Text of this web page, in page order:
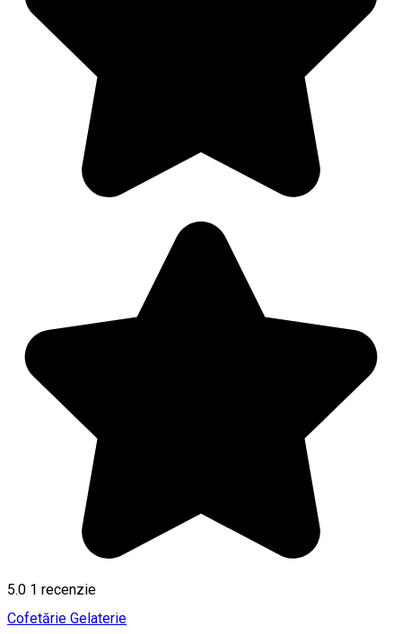
5.0 1 recenzie
Cofetărie Gelaterie